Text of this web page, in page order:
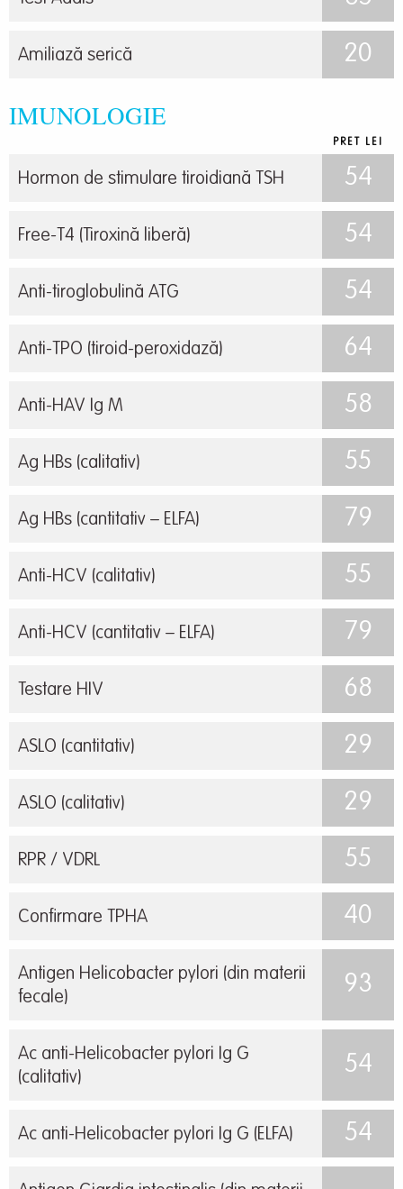
Amiliază serică 20
IMUNOLOGIE
PRET LEI
Hormon de stimulare tiroidiană TSH 54
Free-T4 (Tiroxină liberă) 54
Anti-tiroglobulină ATG 54
Anti-TPO (tiroid-peroxidază) 64
Anti-HAV Ig M 58
Ag HBs (calitativ) 55
Ag HBs (cantitativ – ELFA) 79
Anti-HCV (calitativ) 55
Anti-HCV (cantitativ – ELFA) 79
Testare HIV 68
ASLO (cantitativ) 29
ASLO (calitativ) 29
RPR / VDRL 55
Confirmare TPHA 40
Antigen Helicobacter pylori (din materii
fecale)
93
Ac anti-Helicobacter pylori Ig G
(calitativ)
54
Ac anti-Helicobacter pylori Ig G (ELFA) 54